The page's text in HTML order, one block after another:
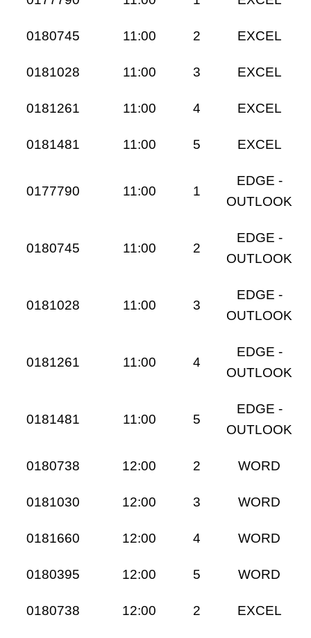
0180745 11:00 2 EXCEL
0181028 11:00 3 EXCEL
0181261 11:00 4 EXCEL
0181481 11:00 5 EXCEL
0177790 11:00 1
EDGE -
OUTLOOK
0180745 11:00 2
EDGE -
OUTLOOK
0181028 11:00 3
EDGE -
OUTLOOK
0181261 11:00 4
EDGE -
OUTLOOK
0181481 11:00 5
EDGE -
OUTLOOK
0180738 12:00 2 WORD
0181030 12:00 3 WORD
0181660 12:00 4 WORD
0180395 12:00 5 WORD
0180738 12:00 2 EXCEL